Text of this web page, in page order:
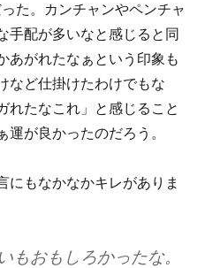
た。カンチャンやペンチャ
手配が多いなと感じると同
あがれたなぁという印象も
など仕掛けたわけでもな
れたなこれ」と感じること
が良かったのだろう。
にもなかなかキレがありま
もおもしろかったな。